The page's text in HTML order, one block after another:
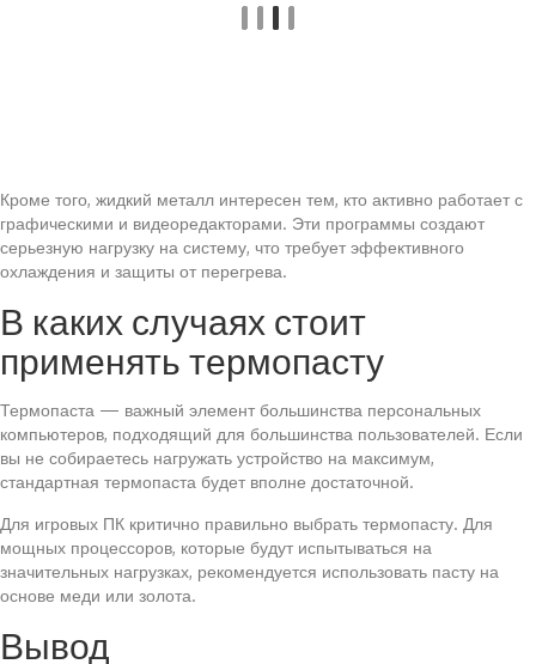
Кроме того, жидкий металл интересен тем, кто активно работает с
графическими и видеоредакторами. Эти программы создают
серьезную нагрузку на систему, что требует эффективного
охлаждения и защиты от перегрева.
В каких случаях стоит
применять термопасту
Термопаста — важный элемент большинства персональных
компьютеров, подходящий для большинства пользователей. Если
вы не собираетесь нагружать устройство на максимум,
стандартная термопаста будет вполне достаточной.
Для игровых ПК критично правильно выбрать термопасту. Для
мощных процессоров, которые будут испытываться на
значительных нагрузках, рекомендуется использовать пасту на
основе меди или золота.
Вывод